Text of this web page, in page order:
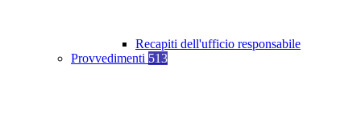
Recapiti dell'ufficio responsabile
Provvedimenti 513